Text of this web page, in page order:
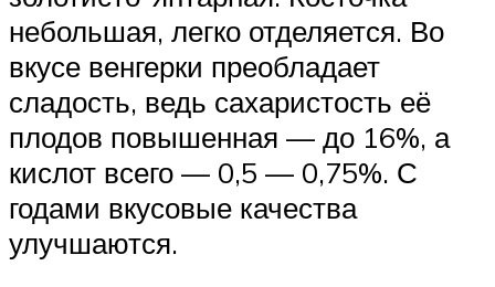
небольшая, легко отделяется. Во
вкусе венгерки преобладает
сладость, ведь сахаристость её
плодов повышенная — до 16%, а
кислот всего — 0,5 — 0,75%. С
годами вкусовые качества
улучшаются.